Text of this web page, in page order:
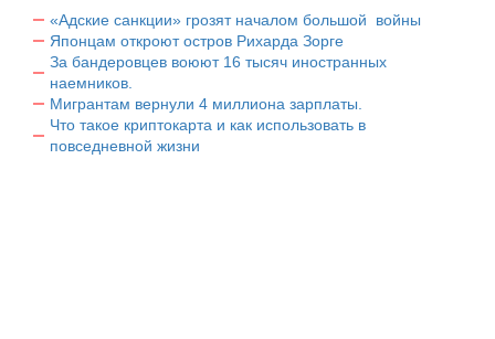
«Адские санкции» грозят началом большой войны
Японцам откроют остров Рихарда Зорге
За бандеровцев воюют 16 тысяч иностранных
наемников.
Мигрантам вернули 4 миллиона зарплаты.
Что такое криптокарта и как использовать в
повседневной жизни